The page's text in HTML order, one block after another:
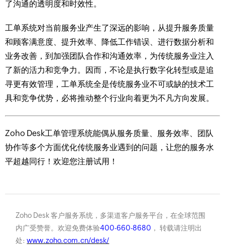
了沟通的透明度和时效性。
工单系统对当前服务业产生了深远的影响，从提升服务质量
和顾客满意度、提升效率、降低工作错误、进行数据分析和
业务改善，到加强团队合作和沟通效率，为传统服务业注入
了新的活力和竞争力。因而，不论是执行数字化转型或是追
寻更有效管理，工单系统全是传统服务业不可或缺的技术工
具和竞争优势，必将推动整个行业向着更为不凡方向发展。
Zoho Desk工单管理系统能偶从服务质量、服务效率、团队
协作等多个方面优化传统服务业遇到的问题，让您的服务水
平超越同行！欢迎您注册试用！
Zoho Desk 客户服务系统，多渠道客户服务平台，在全球范围
内广受赞誉。欢迎免费体验400-660-8680 ， 转载请注明出
处:www.zoho.com.cn/desk/